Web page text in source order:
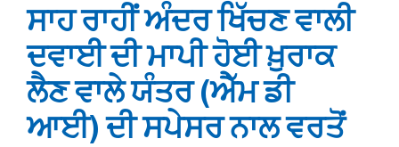
ਸਾਹ ਰਾਹੀਂ ਅੰਦਰ ਖਿੱਚਣ ਵਾਲੀ
ਦਵਾਈ ਦੀ ਮਾਪੀ ਹੋਈ ਖ਼ੁਰਾਕ
ਲੈਣ ਵਾਲੇ ਯੰਤਰ (ਐੱਮ ਡੀ
ਆਈ) ਦੀ ਸਪੇਸਰ ਨਾਲ ਵਰਤੋਂ